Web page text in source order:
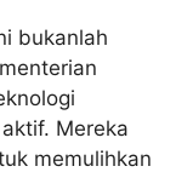
bukanlah
Mereka
memulihkan